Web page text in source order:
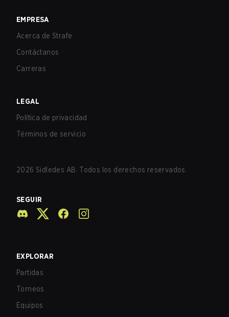
EMPRESA
Acerca de Strafe
Contáctanos
Carreras
LEGAL
Política de privacidad
Términos de servicio
2026 Sidledes AB. Todos los derechos reservados.
SEGUIR
EXPLORAR
Partidas
Torneos
Equipos